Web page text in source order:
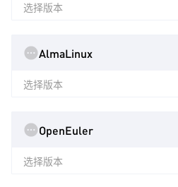
选择版本
AlmaLinux
选择版本
OpenEuler
选择版本